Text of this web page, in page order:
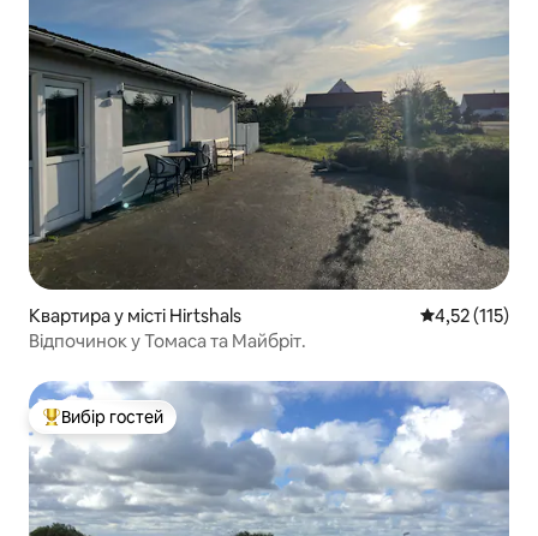
Квартира у місті Hirtshals Середня
4,52 (115)
Відпочинок у Томаса та Майбріт.
Топ вибір гостей
Вибір гостей